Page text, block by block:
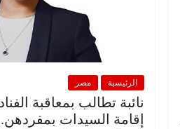
الرئيسية مصر
نائبة تطالب بمعاقبة
إقامة السيدات